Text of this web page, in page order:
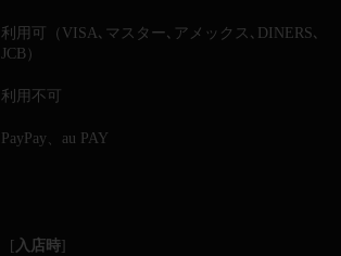
利用可（VISA､マスター､アメックス､DINERS､
JCB）
利用不可
PayPay、au PAY
[ 入店時]